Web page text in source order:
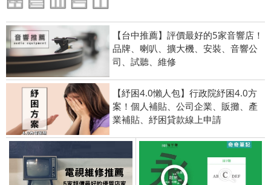
【台中推薦】評價最好的5家音響店！
品牌、喇叭、擴大機、安裝、音響公
司、試聽、維修
【紓困4.0懶人包】行政院紓困4.0方
案！個人補貼、公司企業、販攤、產
業補貼、紓困貸款線上申請